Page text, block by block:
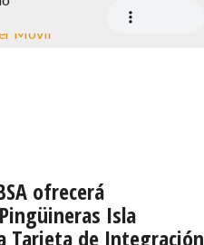
ofrecerá
Isla
Tarjeta de Integración